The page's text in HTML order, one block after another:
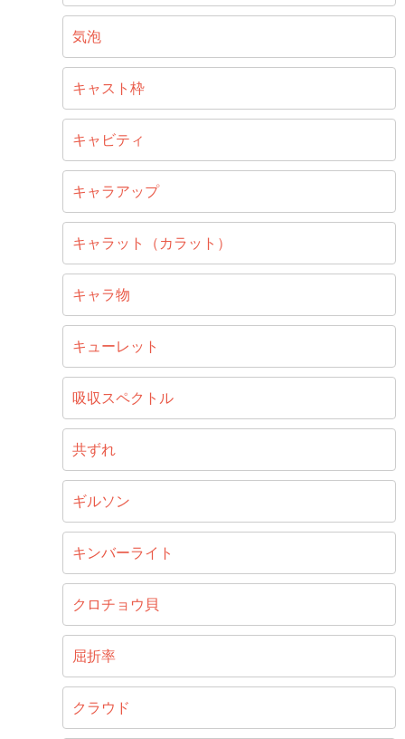
気泡
キャスト枠
キャビティ
キャラアップ
キャラット（カラット）
キャラ物
キューレット
吸収スペクトル
共ずれ
ギルソン
キンバーライト
クロチョウ貝
屈折率
クラウド